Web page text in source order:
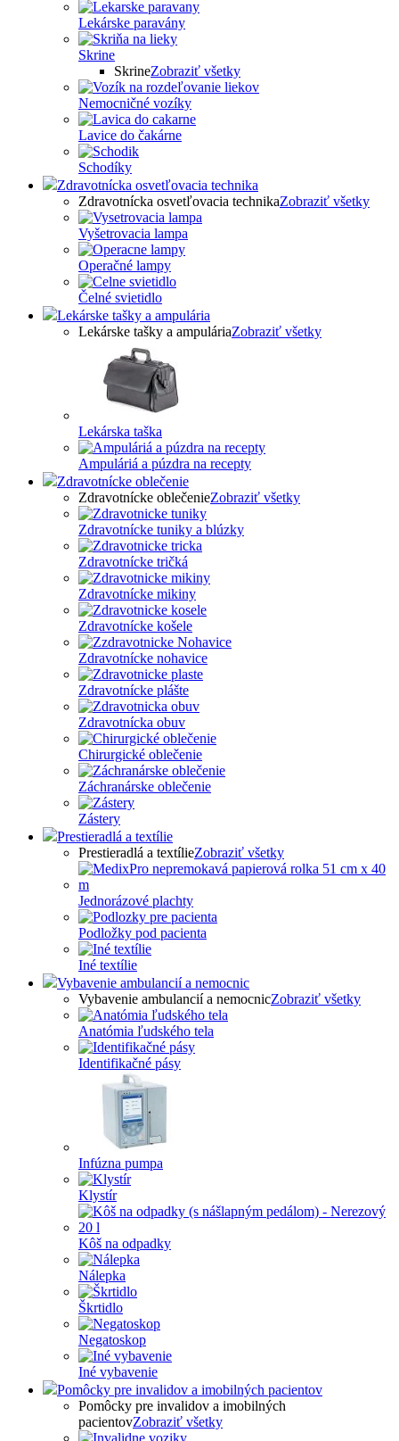
Lekárske paravány
Skrine
SkrineZobraziť všetky
Nemocničné vozíky
Lavice do čakárne
Schodíky
Zdravotnícka osvetľovacia technika
Zdravotnícka osvetľovacia technikaZobraziť všetky
Vyšetrovacia lampa
Operačné lampy
Čelné svietidlo
Lekárske tašky a ampulária
Lekárske tašky a ampuláriaZobraziť všetky
Lekárska taška
Ampuláriá a púzdra na recepty
Zdravotnícke oblečenie
Zdravotnícke oblečenieZobraziť všetky
Zdravotnícke tuniky a blúzky
Zdravotnícke tričká
Zdravotnícke mikiny
Zdravotnícke košele
Zdravotnícke nohavice
Zdravotnícke plášte
Zdravotnícka obuv
Chirurgické oblečenie
Záchranárske oblečenie
Zástery
Prestieradlá a textílie
Prestieradlá a textílieZobraziť všetky
Jednorázové plachty
Podložky pod pacienta
Iné textílie
Vybavenie ambulancií a nemocnic
Vybavenie ambulancií a nemocnicZobraziť všetky
Anatómia ľudského tela
Identifikačné pásy
Infúzna pumpa
Klystír
Kôš na odpadky
Nálepka
Škrtidlo
Negatoskop
Iné vybavenie
Pomôcky pre invalidov a imobilných pacientov
Pomôcky pre invalidov a imobilných
pacientovZobraziť všetky